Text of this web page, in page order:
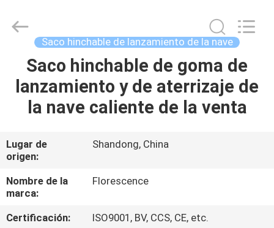
HOGAR
PRODUCTOS
VÍDEOS
SOBRE
NOSOTROS
Marine
Supply
Reserved.
Saco hinchable de lanzamiento de la nave
Saco hinchable de goma de
lanzamiento y de aterrizaje de
la nave caliente de la venta
Lugar de
origen:
Shandong, China
Nombre de la
marca:
Florescence
Certificación:
ISO9001, BV, CCS, CE, etc.